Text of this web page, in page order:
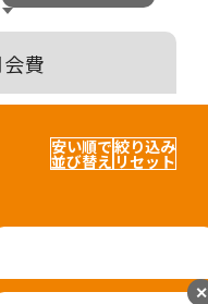
費
安い順で
並び替え
絞り込み
リセット
✕